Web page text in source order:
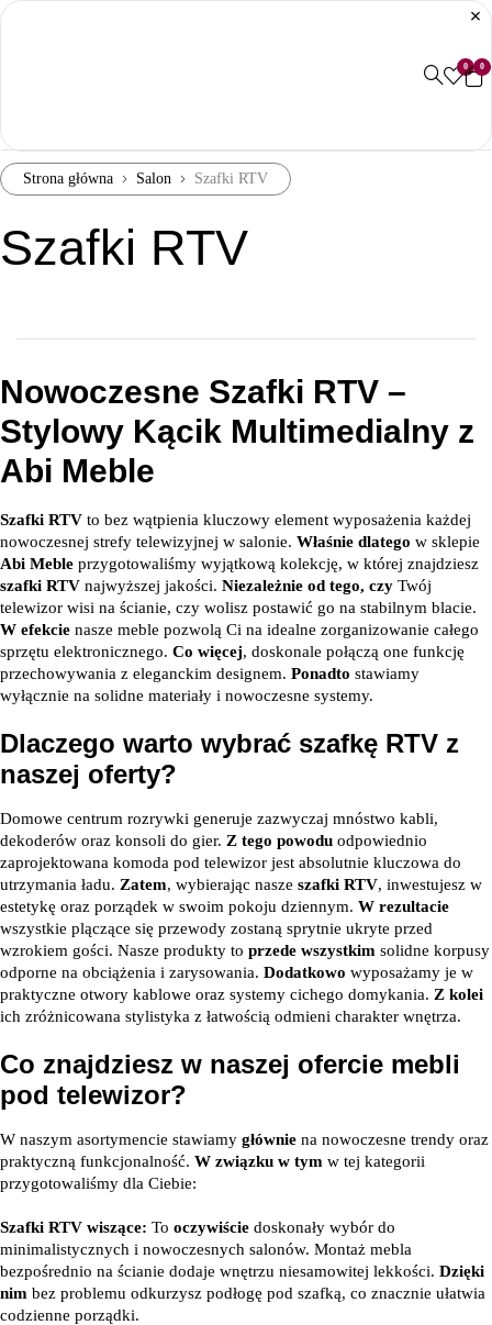
0 0
Strona główna Salon Szafki RTV
Szafki RTV
Nowoczesne Szafki RTV –
Stylowy Kącik Multimedialny z
Abi Meble
Szafki RTV to bez wątpienia kluczowy element wyposażenia każdej
nowoczesnej strefy telewizyjnej w salonie. Właśnie dlatego w sklepie
Abi Meble przygotowaliśmy wyjątkową kolekcję, w której znajdziesz
szafki RTV najwyższej jakości. Niezależnie od tego, czy Twój
telewizor wisi na ścianie, czy wolisz postawić go na stabilnym blacie.
W efekcie nasze meble pozwolą Ci na idealne zorganizowanie całego
sprzętu elektronicznego. Co więcej, doskonale połączą one funkcję
przechowywania z eleganckim designem. Ponadto stawiamy
wyłącznie na solidne materiały i nowoczesne systemy.
Dlaczego warto wybrać szafkę RTV z
naszej oferty?
Domowe centrum rozrywki generuje zazwyczaj mnóstwo kabli,
dekoderów oraz konsoli do gier. Z tego powodu odpowiednio
zaprojektowana komoda pod telewizor jest absolutnie kluczowa do
utrzymania ładu. Zatem, wybierając nasze szafki RTV, inwestujesz w
estetykę oraz porządek w swoim pokoju dziennym. W rezultacie
wszystkie plączące się przewody zostaną sprytnie ukryte przed
wzrokiem gości. Nasze produkty to przede wszystkim solidne korpusy
odporne na obciążenia i zarysowania. Dodatkowo wyposażamy je w
praktyczne otwory kablowe oraz systemy cichego domykania. Z kolei
ich zróżnicowana stylistyka z łatwością odmieni charakter wnętrza.
Co znajdziesz w naszej ofercie mebli
pod telewizor?
W naszym asortymencie stawiamy głównie na nowoczesne trendy oraz
praktyczną funkcjonalność. W związku w tym w tej kategorii
przygotowaliśmy dla Ciebie:
Szafki RTV wiszące: To oczywiście doskonały wybór do
minimalistycznych i nowoczesnych salonów. Montaż mebla
bezpośrednio na ścianie dodaje wnętrzu niesamowitej lekkości. Dzięki
nim bez problemu odkurzysz podłogę pod szafką, co znacznie ułatwia
codzienne porządki.